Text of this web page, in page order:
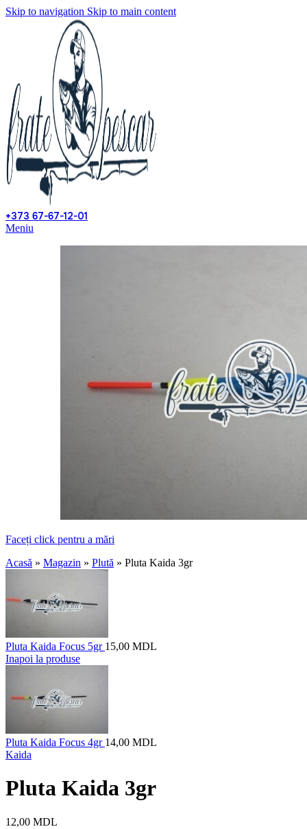
Skip to navigation Skip to main content
+373 67-67-12-01
Meniu
Faceți click pentru a mări
Acasă » Magazin » Plută » Pluta Kaida 3gr
Pluta Kaida Focus 5gr 15,00 MDL
Inapoi la produse
Pluta Kaida Focus 4gr 14,00 MDL
Kaida
Pluta Kaida 3gr
12,00 MDL